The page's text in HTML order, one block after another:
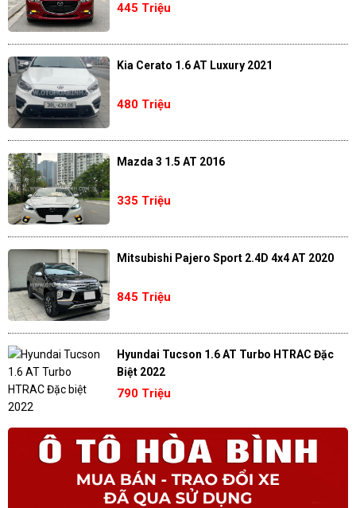
445 Triệu
Kia Cerato 1.6 AT Luxury 2021
480 Triệu
Mazda 3 1.5 AT 2016
335 Triệu
Mitsubishi Pajero Sport 2.4D 4x4 AT 2020
845 Triệu
Hyundai Tucson 1.6 AT Turbo HTRAC Đặc
Biệt 2022
790 Triệu